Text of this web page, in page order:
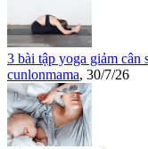
3 bài tập yoga giảm cân
cunlonmama, 30/7/26